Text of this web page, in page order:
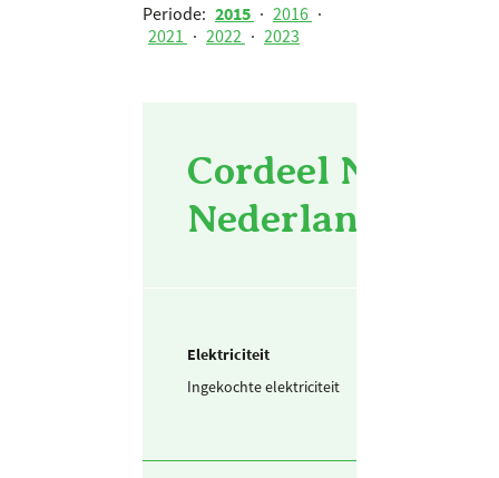
Periode: 2015 · 2016 ·
2021 · 2022 · 2023
Cordeel
Nederland b.v. -
Elektriciteit
Ingekochte elektriciteit